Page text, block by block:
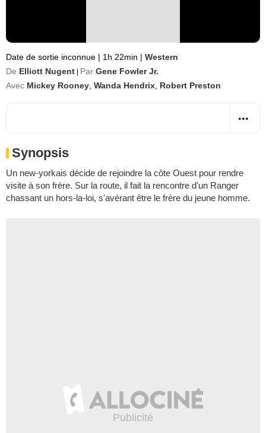
Date de sortie inconnue | 1h 22min | Western
De Elliott Nugent Par Gene Fowler Jr.
Avec Mickey Rooney Wanda Hendrix Robert Preston
Synopsis
Un new-yorkais décide de rejoindre la côte Ouest pour rendre
visite à son frère. Sur la route, il fait la rencontre d'un Ranger
chassant un hors-la-loi, s'avérant être le frère du jeune homme.